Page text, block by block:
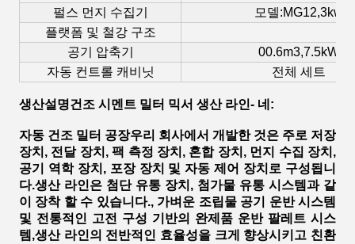
펄스 먼지 수집기
모델:MG12,3kw
플랫폼 및 철강 구조
공기 압축기
00.6m3,7.5kW
자동 컨트롤 캐비닛
전체 세트
생산설명건조 시멘트 밀터 믹서 생산 라인- 네 :
자동 건조 밀터 공장우리 회사에서 개발한 것은 주로 저장
장치, 전달 장치, 팩 측정 장치, 혼합 장치, 먼지 수집 장치,
공기 역학 장치, 포장 장치 및 자동 제어 장치로 구성됩니
다.생산 라인은 첨단 유통 장치, 첨가물 유통 시스템과 같
이 장착 할 수 있습니다., 가벼운 조립물 공기 운반 시스템
및 전통적인 고전 구성 기반의 완제품 운반 팔레트 시스
템,생산 라인의 전반적인 효율성을 크게 향상시키고 친환